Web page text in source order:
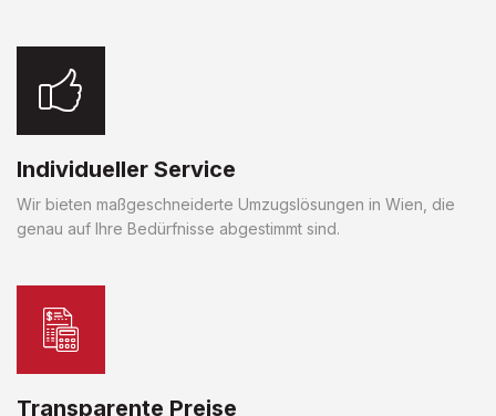
Individueller Service
Wir bieten maßgeschneiderte Umzugslösungen in Wien, die
genau auf Ihre Bedürfnisse abgestimmt sind.
Transparente Preise